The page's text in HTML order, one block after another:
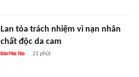
Lan tỏa trách nhiệm vì nạn nhân
chất độc da cam
21 phút